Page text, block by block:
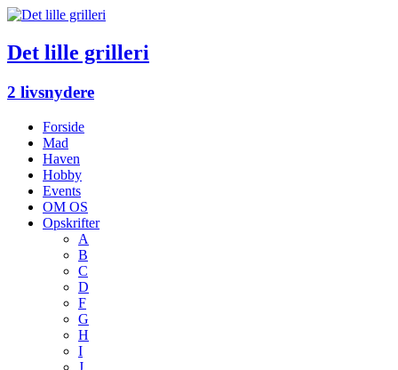
Det lille grilleri
2 livsnydere
Forside
Mad
Haven
Hobby
Events
OM OS
Opskrifter
A
B
C
D
F
G
H
I
J